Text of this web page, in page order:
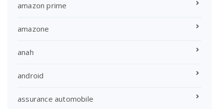
amazon prime
amazone
anah
android
assurance automobile